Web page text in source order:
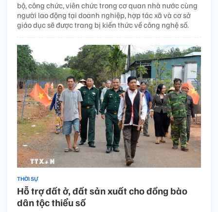
bộ, công chức, viên chức trong cơ quan nhà nước cùng
người lao động tại doanh nghiệp, hợp tác xã và cơ sở
giáo dục sẽ được trang bị kiến thức về công nghệ số.
THỜI SỰ
Hỗ trợ đất ở, đất sản xuất cho đồng bào
dân tộc thiểu số